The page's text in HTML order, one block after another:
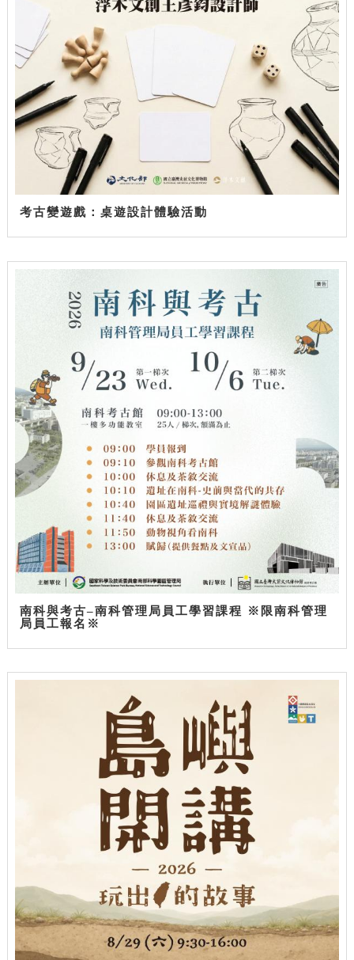
考古變遊戲：桌遊設計體驗活動
南科與考古–南科管理局員工學習課程 ※限南科管理
局員工報名※